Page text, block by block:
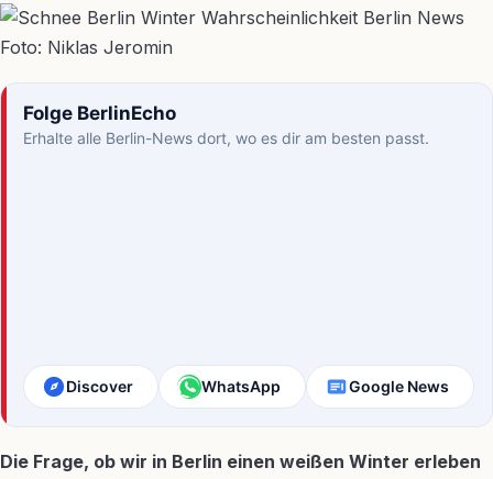
Foto: Niklas Jeromin
Folge BerlinEcho
Erhalte alle Berlin-News dort, wo es dir am besten passt.
Discover WhatsApp Google News
Die Frage, ob wir in Berlin einen weißen Winter erleben